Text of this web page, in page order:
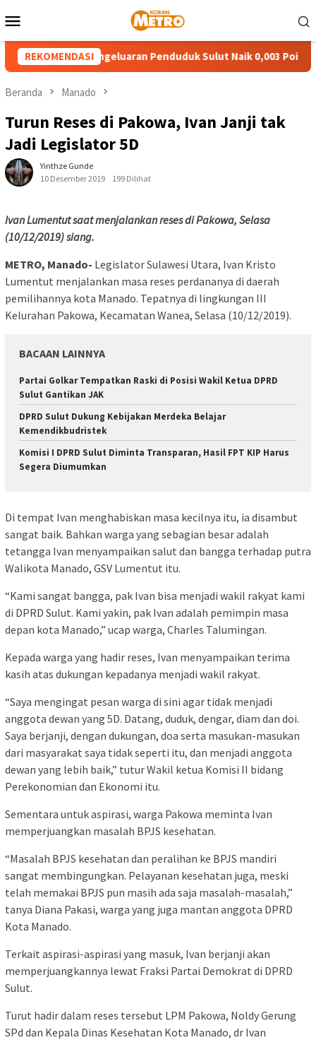
ke
Mobile
REKOMENDASIPengeluaran Penduduk Sulut Naik 0,003 Poin
Beranda Manado
Turun Reses di Pakowa, Ivan Janji tak
Jadi Legislator 5D
Yinthze Gunde
10 Desember 2019
199 Dilihat
Ivan Lumentut saat menjalankan reses di Pakowa, Selasa
(10/12/2019) siang.
METRO, Manado- Legislator Sulawesi Utara, Ivan Kristo
Lumentut menjalankan masa reses perdananya di daerah
pemilihannya kota Manado. Tepatnya di lingkungan III
Kelurahan Pakowa, Kecamatan Wanea, Selasa (10/12/2019).
BACAAN LAINNYA
Partai Golkar Tempatkan Raski di Posisi Wakil Ketua DPRD
Sulut Gantikan JAK
DPRD Sulut Dukung Kebijakan Merdeka Belajar
Kemendikbudristek
Komisi I DPRD Sulut Diminta Transparan, Hasil FPT KIP Harus
Segera Diumumkan
Di tempat Ivan menghabiskan masa kecilnya itu, ia disambut
sangat baik. Bahkan warga yang sebagian besar adalah
tetangga Ivan menyampaikan salut dan bangga terhadap putra
Walikota Manado, GSV Lumentut itu.
“Kami sangat bangga, pak Ivan bisa menjadi wakil rakyat kami
di DPRD Sulut. Kami yakin, pak Ivan adalah pemimpin masa
depan kota Manado,” ucap warga, Charles Talumingan.
Kepada warga yang hadir reses, Ivan menyampaikan terima
kasih atas dukungan kepadanya menjadi wakil rakyat.
“Saya mengingat pesan warga di sini agar tidak menjadi
anggota dewan yang 5D. Datang, duduk, dengar, diam dan doi.
Saya berjanji, dengan dukungan, doa serta masukan-masukan
dari masyarakat saya tidak seperti itu, dan menjadi anggota
dewan yang lebih baik,” tutur Wakil ketua Komisi II bidang
Perekonomian dan Ekonomi itu.
Sementara untuk aspirasi, warga Pakowa meminta Ivan
memperjuangkan masalah BPJS kesehatan.
“Masalah BPJS kesehatan dan peralihan ke BPJS mandiri
sangat membingungkan. Pelayanan kesehatan juga, meski
telah memakai BPJS pun masih ada saja masalah-masalah,”
tanya Diana Pakasi, warga yang juga mantan anggota DPRD
Kota Manado.
Terkait aspirasi-aspirasi yang masuk, Ivan berjanji akan
memperjuangkannya lewat Fraksi Partai Demokrat di DPRD
Sulut.
Turut hadir dalam reses tersebut LPM Pakowa, Noldy Gerung
SPd dan Kepala Dinas Kesehatan Kota Manado, dr Ivan